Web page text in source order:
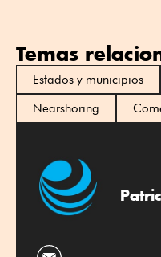
Temas
Estados y municipios
Nearshoring